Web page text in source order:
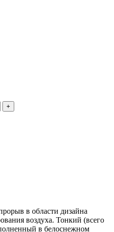
+
в области дизайна
воздуха. Тонкий (всего
в белоснежном